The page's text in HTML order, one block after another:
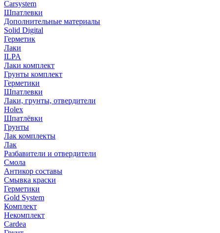
Carsystem
Шпатлевки
Дополнительные материалы
Solid Digital
Герметик
Лаки
ILPA
Лаки комплект
Грунты комплект
Герметики
Шпатлевки
Лаки, грунты, отвердители
Holex
Шпатлёвки
Грунты
Лак комплекты
Лак
Разбавители и отвердители
Смола
Антикор составы
Смывка краски
Герметики
Gold System
Комплект
Некомплект
Cardea